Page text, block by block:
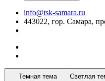
info@tsk-samara.ru
443022, гор. Самара,
Темная тема Светлая